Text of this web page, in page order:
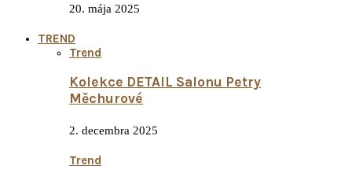
20. mája 2025
TREND
Trend
Kolekce DETAIL Salonu Petry
Měchurové
2. decembra 2025
Trend